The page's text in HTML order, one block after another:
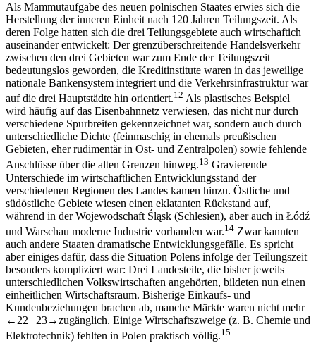
Als Mammutaufgabe des neuen polnischen Staates erwies sich die
Herstellung der inneren Einheit nach 120 Jahren Teilungszeit. Als
deren Folge hatten sich die drei Teilungsgebiete auch wirtschaftich
auseinander entwickelt: Der grenzüberschreitende Handelsverkehr
zwischen den drei Gebieten war zum Ende der Teilungszeit
bedeutungslos geworden, die Kreditinstitute waren in das jeweilige
nationale Bankensystem integriert und die Verkehrsinfrastruktur war
auf die drei Hauptstädte hin orientiert.12 Als plastisches Beispiel
wird häufig auf das Eisenbahnnetz verwiesen, das nicht nur durch
verschiedene Spurbreiten gekennzeichnet war, sondern auch durch
unterschiedliche Dichte (feinmaschig in ehemals preußischen
Gebieten, eher rudimentär in Ost- und Zentralpolen) sowie fehlende
Anschlüsse über die alten Grenzen hinweg.13 Gravierende
Unterschiede im wirtschaftlichen Entwicklungsstand der
verschiedenen Regionen des Landes kamen hinzu. Östliche und
südöstliche Gebiete wiesen einen eklatanten Rückstand auf,
während in der Wojewodschaft Śląsk (Schlesien), aber auch in Łódź
und Warschau moderne Industrie vorhanden war.14 Zwar kannten
auch andere Staaten dramatische Entwicklungsgefälle. Es spricht
aber einiges dafür, dass die Situation Polens infolge der Teilungszeit
besonders kompliziert war: Drei Landesteile, die bisher jeweils
unterschiedlichen Volkswirtschaften angehörten, bildeten nun einen
einheitlichen Wirtschaftsraum. Bisherige Einkaufs- und
Kundenbeziehungen brachen ab, manche Märkte waren nicht mehr
←22 | 23→zugänglich. Einige Wirtschaftszweige (z. B. Chemie und
Elektrotechnik) fehlten in Polen praktisch völlig.15